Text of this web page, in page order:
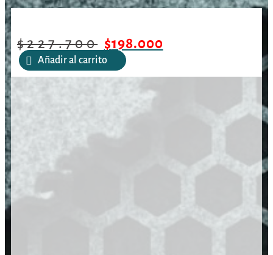
$227.700 $198.000
Añadir al carrito